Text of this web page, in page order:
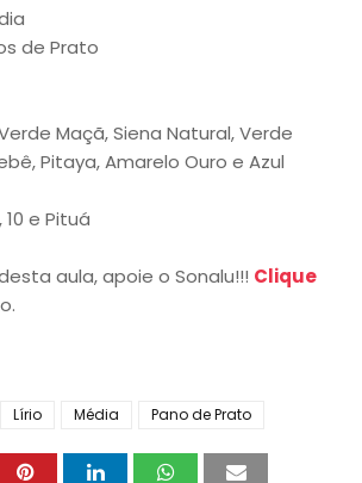
de Prato
Maçã, Siena Natural, Verde
Pitaya, Amarelo Ouro e Azul
10 e Pituá
aula, apoie o Sonalu!!! Clique
Lírio Média Pano de Prato